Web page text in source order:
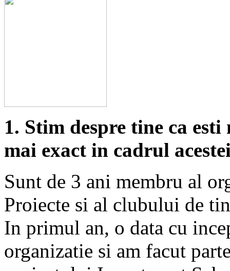
1. Stim despre tine ca
mai exact in cadrul
Sunt de 3 ani membru al
Proiecte si al clubului de
In primul an, o data cu
organizatie si am facut